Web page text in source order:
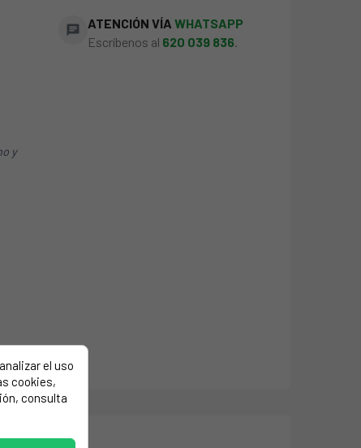
y
chat ATENCIÓN VÍAWHATSAPP
Escríbenos al 620 039 836
el uso
cookies,
consulta